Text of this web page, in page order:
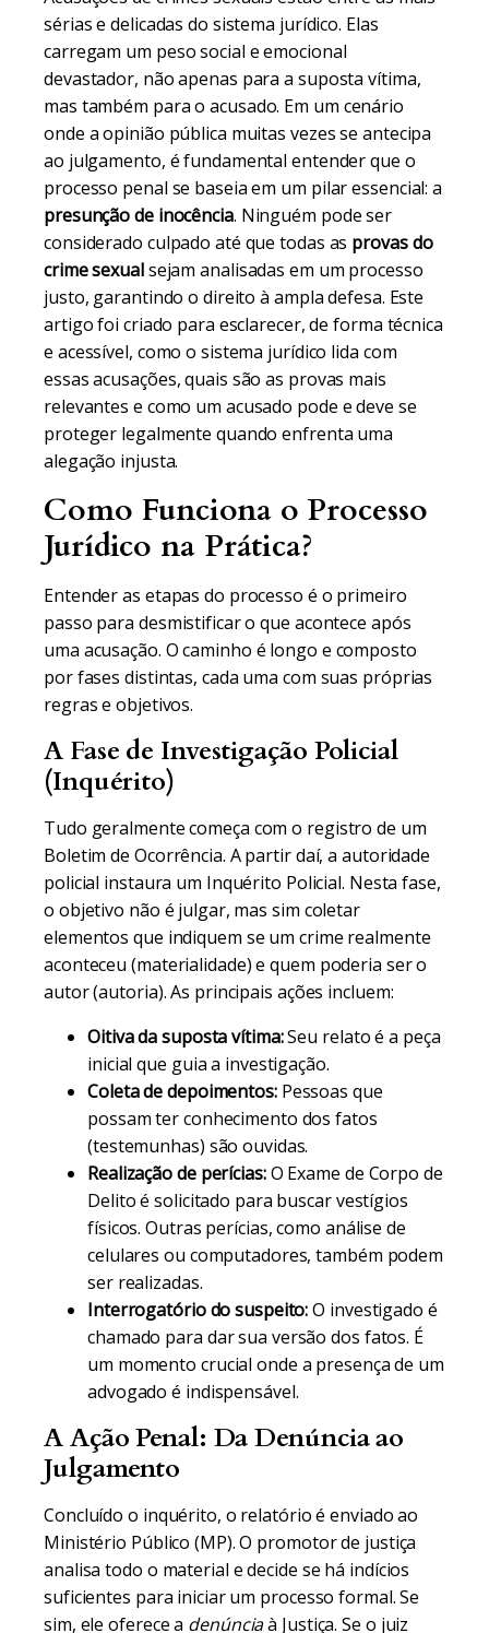
sérias e delicadas do sistema jurídico. Elas
carregam um peso social e emocional
devastador, não apenas para a suposta vítima,
mas também para o acusado. Em um cenário
onde a opinião pública muitas vezes se antecipa
ao julgamento, é fundamental entender que o
processo penal se baseia em um pilar essencial: a
presunção de inocência. Ninguém pode ser
considerado culpado até que todas as provas do
crime sexualsejam analisadas em um processo
justo, garantindo o direito à ampla defesa. Este
artigo foi criado para esclarecer, de forma técnica
e acessível, como o sistema jurídico lida com
essas acusações, quais são as provas mais
relevantes e como um acusado pode e deve se
proteger legalmente quando enfrenta uma
alegação injusta.
Como Funciona o Processo
Jurídico na Prática?
Entender as etapas do processo é o primeiro
passo para desmistificar o que acontece após
uma acusação. O caminho é longo e composto
por fases distintas, cada uma com suas próprias
regras e objetivos.
A Fase de Investigação Policial
(Inquérito)
Tudo geralmente começa com o registro de um
Boletim de Ocorrência. A partir daí, a autoridade
policial instaura um Inquérito Policial. Nesta fase,
o objetivo não é julgar, mas sim coletar
elementos que indiquem se um crime realmente
aconteceu (materialidade) e quem poderia ser o
autor (autoria). As principais ações incluem:
Oitiva da suposta vítima:Seu relato é a peça
inicial que guia a investigação.
Coleta de depoimentos:Pessoas que
possam ter conhecimento dos fatos
(testemunhas) são ouvidas.
Realização de perícias:O Exame de Corpo de
Delito é solicitado para buscar vestígios
físicos. Outras perícias, como análise de
celulares ou computadores, também podem
ser realizadas.
Interrogatório do suspeito:O investigado é
chamado para dar sua versão dos fatos. É
um momento crucial onde a presença de um
advogado é indispensável.
A Ação Penal: Da Denúncia ao
Julgamento
Concluído o inquérito, o relatório é enviado ao
Ministério Público (MP). O promotor de justiça
analisa todo o material e decide se há indícios
suficientes para iniciar um processo formal. Se
sim, ele oferece a denúnciaà Justiça. Se o juiz